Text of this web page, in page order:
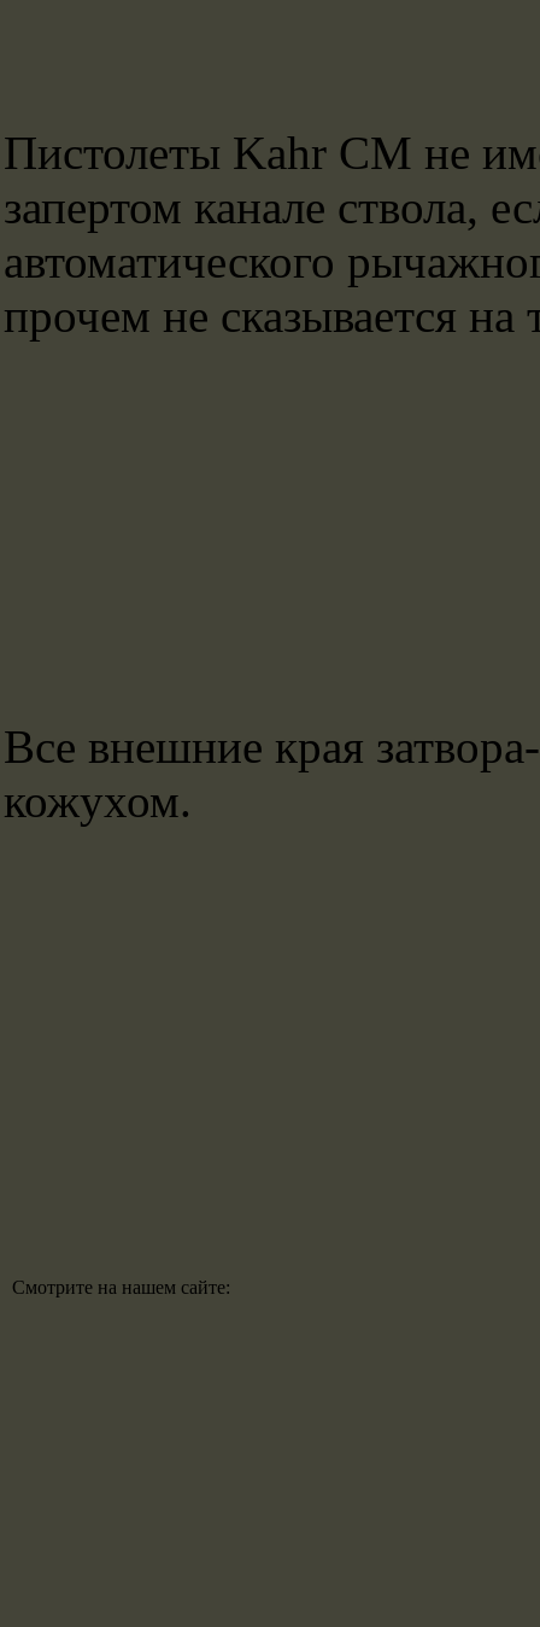
Пистолеты Kahr CM не
запертом канале ствола,
автоматического
прочем не сказывается на
Все внешние края
кожухом.
Смотрите на нашем сайте: